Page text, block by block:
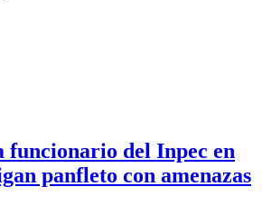
funcionario del Inpec en
panfleto con amenazas